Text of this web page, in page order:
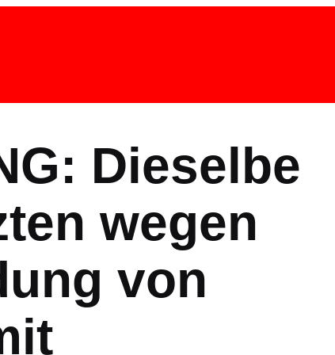
Dieselbe
wegen
von